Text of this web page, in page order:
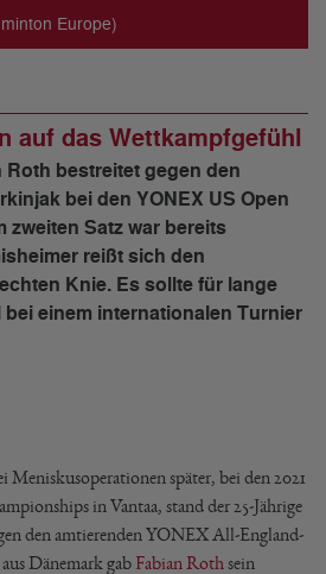
Europe)
auf das Wettkampfgefühl
Roth bestreitet gegen den
bei den YONEX US Open
zweiten Satz war bereits
reißt sich den
Knie. Es sollte für lange
einem internationalen Turnier
Meniskusoperationen später, bei den 2021
in Vantaa, stand der 25-Jährige
den amtierenden YONEX All-England-
Dänemark gab Fabian Roth sein